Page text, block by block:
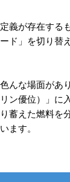
義が存在する
ド」を切り替
んな場面があ
リン優位）」
蓄えた燃料
ます。